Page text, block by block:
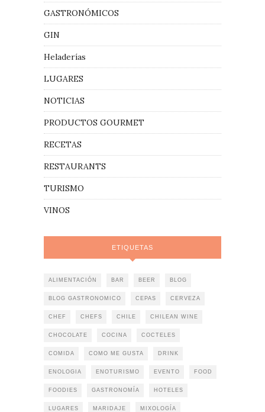
GASTRONÓMICOS
GIN
Heladerías
LUGARES
NOTICIAS
PRODUCTOS GOURMET
RECETAS
RESTAURANTS
TURISMO
VINOS
ETIQUETAS
ALIMENTACIÓN BAR BEER BLOG
BLOG GASTRONOMICO CEPAS CERVEZA
CHEF CHEFS CHILE CHILEAN WINE
CHOCOLATE COCINA COCTELES
COMIDA COMO ME GUSTA DRINK
ENOLOGIA ENOTURISMO EVENTO FOOD
FOODIES GASTRONOMÍA HOTELES
LUGARES MARIDAJE MIXOLOGÍA